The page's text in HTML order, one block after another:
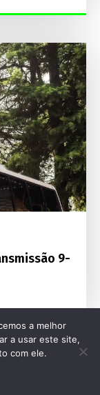
9-
a melhor
a usar este site,
com ele.